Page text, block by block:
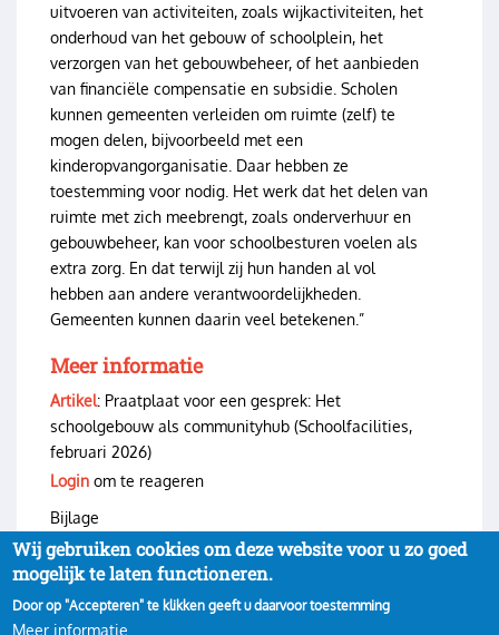
uitvoeren van activiteiten, zoals wijkactiviteiten, het
onderhoud van het gebouw of schoolplein, het
verzorgen van het gebouwbeheer, of het aanbieden
van financiële compensatie en subsidie. Scholen
kunnen gemeenten verleiden om ruimte (zelf) te
mogen delen, bijvoorbeeld met een
kinderopvangorganisatie. Daar hebben ze
toestemming voor nodig. Het werk dat het delen van
ruimte met zich meebrengt, zoals onderverhuur en
gebouwbeheer, kan voor schoolbesturen voelen als
extra zorg. En dat terwijl zij hun handen al vol
hebben aan andere verantwoordelijkheden.
Gemeenten kunnen daarin veel betekenen.”
Meer informatie
Artikel: Praatplaat voor een gesprek: Het
schoolgebouw als communityhub (Schoolfacilities,
februari 2026)
Login om te reageren
Bijlage
SF_nr02_februari2026_LR-pages-8 Het schoolgebouw
als communityhub.pdf (491.66 KB)
Wij gebruiken cookies om deze website voor u zo goed
mogelijk te laten functioneren.
Door op "Accepteren" te klikken geeft u daarvoor toestemming
Meer informatie